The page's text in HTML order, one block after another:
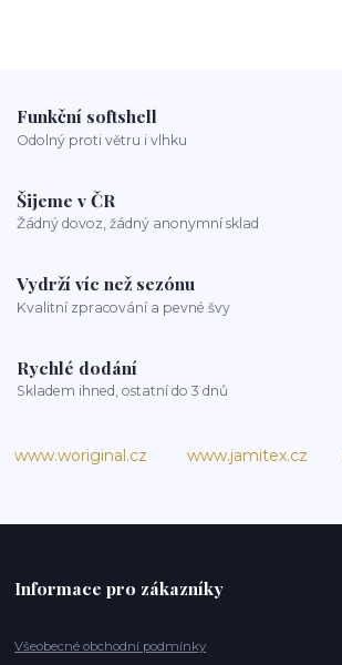
Funkční softshell
Odolný proti větru i vlhku
Šijeme v ČR
Žádný dovoz, žádný anonymní sklad
Vydrží víc než sezónu
Kvalitní zpracování a pevné švy
Rychlé dodání
Skladem ihned, ostatní do 3 dnů
www.woriginal.cz www.jamitex.cz
Informace pro zákazníky
Všeobecné obchodní podmínky